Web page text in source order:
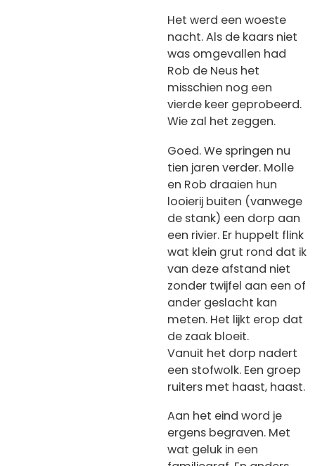
Het werd een woeste
nacht. Als de kaars niet
was omgevallen had
Rob de Neus het
misschien nog een
vierde keer geprobeerd.
Wie zal het zeggen.
Goed. We springen nu
tien jaren verder. Molle
en Rob draaien hun
looierij buiten (vanwege
de stank) een dorp aan
een rivier. Er huppelt flink
wat klein grut rond dat ik
van deze afstand niet
zonder twijfel aan een of
ander geslacht kan
meten. Het lijkt erop dat
de zaak bloeit.
Vanuit het dorp nadert
een stofwolk. Een groep
ruiters met haast, haast.
Aan het eind word je
ergens begraven. Met
wat geluk in een